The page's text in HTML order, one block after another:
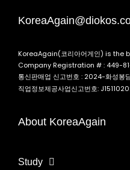
KoreaAgain(코리아어게인) is the
Company Registration # : 449-
통신판매업 신고번호 : 2024-화성봉
직업정보제공사업신고번호:
About KoreaAgain
Study